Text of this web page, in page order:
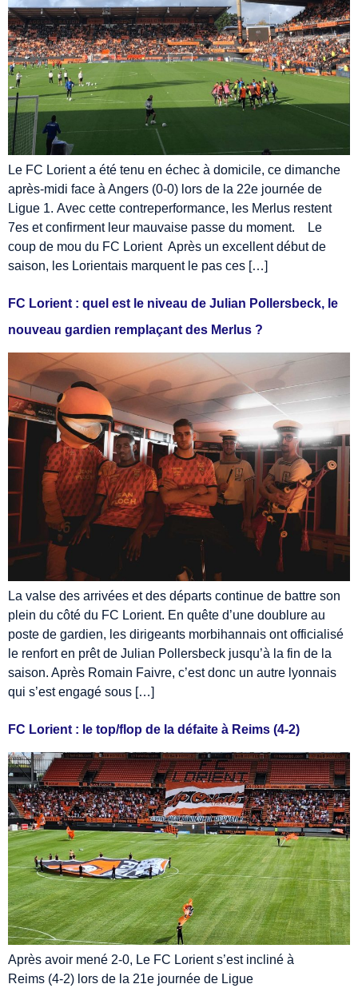
Le FC Lorient a été tenu en échec à domicile, ce dimanche
après-midi face à Angers (0-0) lors de la 22e journée de
Ligue 1. Avec cette contreperformance, les Merlus restent
7es et confirment leur mauvaise passe du moment. Le
coup de mou du FC Lorient Après un excellent début de
saison, les Lorientais marquent le pas ces […]
FC Lorient : quel est le niveau de Julian Pollersbeck, le
nouveau gardien remplaçant des Merlus ?
La valse des arrivées et des départs continue de battre son
plein du côté du FC Lorient. En quête d’une doublure au
poste de gardien, les dirigeants morbihannais ont officialisé
le renfort en prêt de Julian Pollersbeck jusqu’à la fin de la
saison. Après Romain Faivre, c’est donc un autre lyonnais
qui s’est engagé sous […]
FC Lorient : le top/flop de la défaite à Reims (4-2)
Après avoir mené 2-0, Le FC Lorient s’est incliné à
Reims (4-2) lors de la 21e journée de Ligue